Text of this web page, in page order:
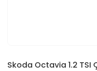
Skoda Octavia 1.2 TSI